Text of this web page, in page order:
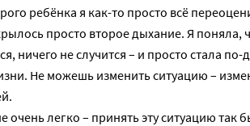
ребёнка я как-то просто всё
просто второе дыхание. Я поняла,
ничего не случится – и просто стала по-
Не можешь изменить ситуацию –
очень легко – принять эту ситуацию так